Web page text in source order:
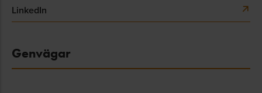
LinkedIn
Genvägar